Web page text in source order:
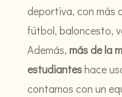
deportiva, con más
fútbol, baloncesto,
Además, más de la
estudianteshace
contamos con un